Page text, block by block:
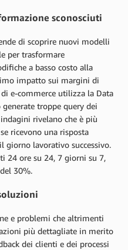
sconosciuti
di scoprire nuovi modelli
per trasformare
a basso costo alla
impatto sui margini di
e-commerce utilizza la Data
generate troppe query dei
rivelano che è più
ricevono una risposta
giorno lavorativo successivo.
24 ore su 24, 7 giorni su 7,
30%.
e problemi che altrimenti
più dettagliate in merito
dei clienti e dei processi